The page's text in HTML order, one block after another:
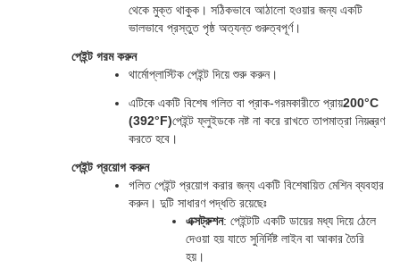
থেকে মুক্ত থাকুক। সঠিকভাবে আঠালো হওয়ার জন্য একটি
ভালভাবে প্রস্তুত পৃষ্ঠ অত্যন্ত গুরুত্বপূর্ণ।
পেইন্ট গরম করুন
থার্মোপ্লাস্টিক পেইন্ট দিয়ে শুরু করুন।
এটিকে একটি বিশেষ গলিত বা প্রাক-গরমকারীতে প্রায়200°C
(392°F)পেইন্ট ফ্লুইডকে নষ্ট না করে রাখতে তাপমাত্রা নিয়ন্ত্রণ
করতে হবে।
পেইন্ট প্রয়োগ করুন
গলিত পেইন্ট প্রয়োগ করার জন্য একটি বিশেষায়িত মেশিন ব্যবহার
করুন। দুটি সাধারণ পদ্ধতি রয়েছেঃ
এক্সট্রুশন: পেইন্টটি একটি ডায়ের মধ্য দিয়ে ঠেলে
দেওয়া হয় যাতে সুনির্দিষ্ট লাইন বা আকার তৈরি
হয়।